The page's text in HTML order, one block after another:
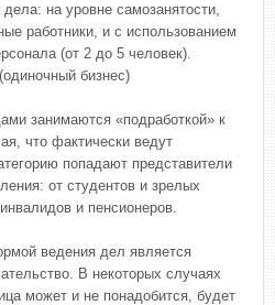
на уровне самозанятости,
работники, и с использованием
(от 2 до 5 человек).
бизнес)
занимаются «подработкой» к
что фактически ведут
попадают представители
от студентов и зрелых
и пенсионеров.
ведения дел является
В некоторых случаях
может и не понадобится, будет